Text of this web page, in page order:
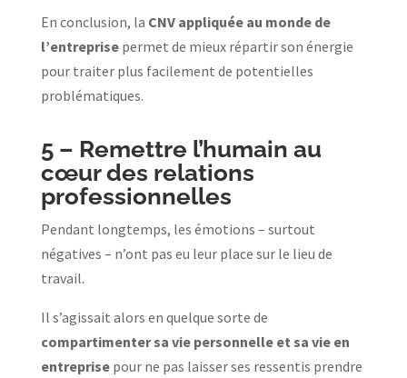
En conclusion, la CNV appliquée au monde de
l’entreprisepermet de mieux répartir son énergie
pour traiter plus facilement de potentielles
problématiques.
5 – Remettre l’humain au
cœur des relations
professionnelles
Pendant longtemps, les émotions – surtout
négatives – n’ont pas eu leur place sur le lieu de
travail.
Il s’agissait alors en quelque sorte de
compartimenter sa vie personnelle et sa vie en
entreprise pour ne pas laisser ses ressentis prendre